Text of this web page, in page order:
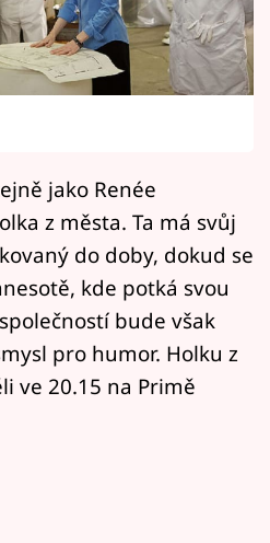
Vary
jako Renée
z města. Ta má svůj
do doby, dokud se
kde potká svou
bude však
pro humor. Holku z
ve 20.15 na Primě